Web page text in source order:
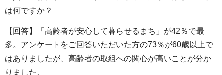
は何ですか？
【回答】「高齢者が安心して暮らせるまち」が42％で最
多。アンケートをご回答いただいた方の73％が60歳以上で
はありましたが、高齢者の取組への関心が高いことが分か
りました。